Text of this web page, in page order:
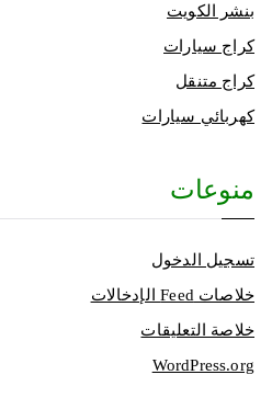
بنشر الكويت
كراج سيارات
كراج متنقل
كهربائي سيارات
منوعات
تسجيل الدخول
خلاصات Feed الإدخالات
خلاصة التعليقات
WordPress.org